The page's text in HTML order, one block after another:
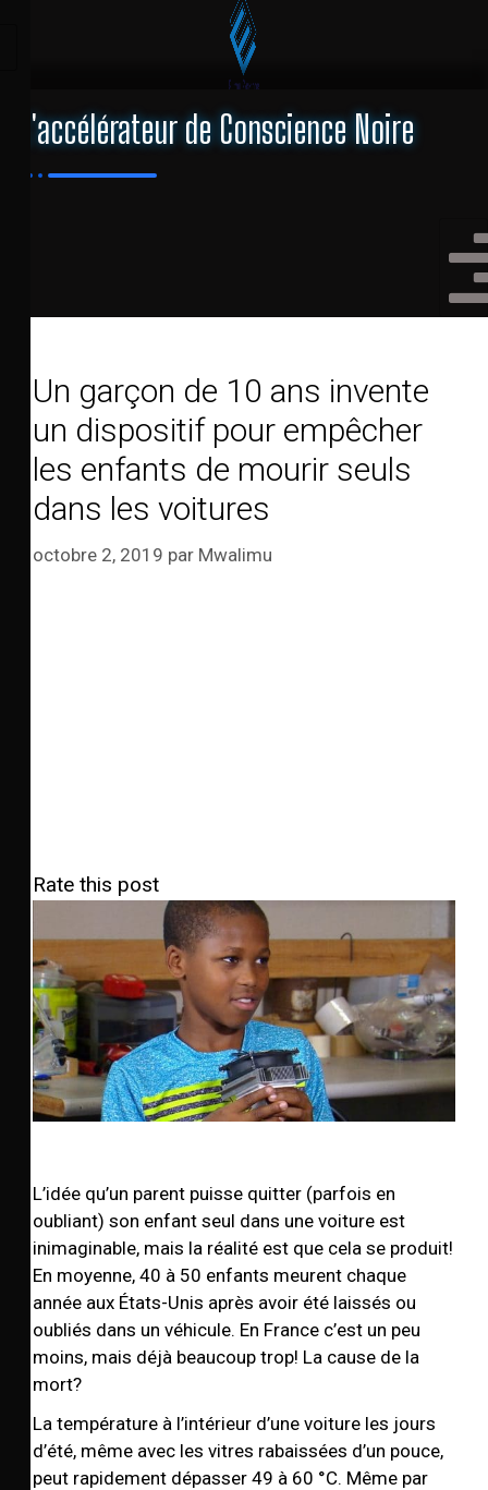
L'accélérateur de Conscience Noire
Un garçon de 10 ans invente
un dispositif pour empêcher
les enfants de mourir seuls
dans les voitures
octobre 2, 2019 par Mwalimu
Rate this post
L’idée qu’un parent puisse quitter (parfois en
oubliant) son enfant seul dans une voiture est
inimaginable, mais la réalité est que cela se produit!
En moyenne, 40 à 50 enfants meurent chaque
année aux États-Unis après avoir été laissés ou
oubliés dans un véhicule. En France c’est un peu
moins, mais déjà beaucoup trop! La cause de la
mort?
La température à l’intérieur d’une voiture les jours
d’été, même avec les vitres rabaissées d’un pouce,
peut rapidement dépasser 49 à 60 °C. Même par